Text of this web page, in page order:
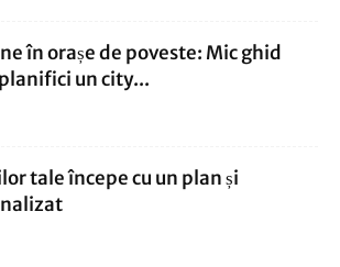
în orașe de poveste: Mic ghid
un city...
tale începe cu un plan și